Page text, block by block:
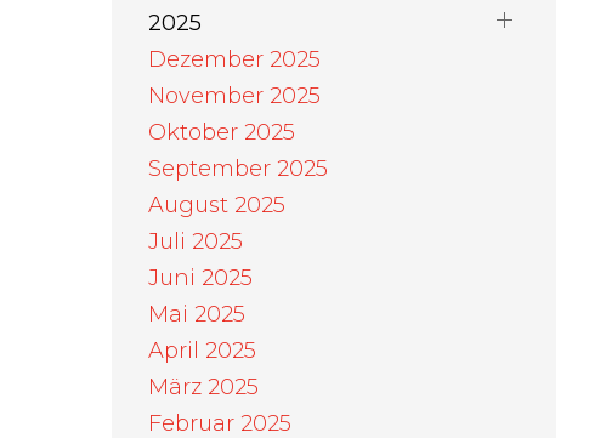
2025
Dezember 2025
November 2025
Oktober 2025
September 2025
August 2025
Juli 2025
Juni 2025
Mai 2025
April 2025
März 2025
Februar 2025